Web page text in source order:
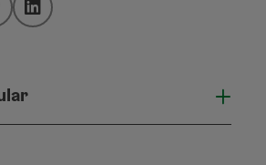
LinkedIn